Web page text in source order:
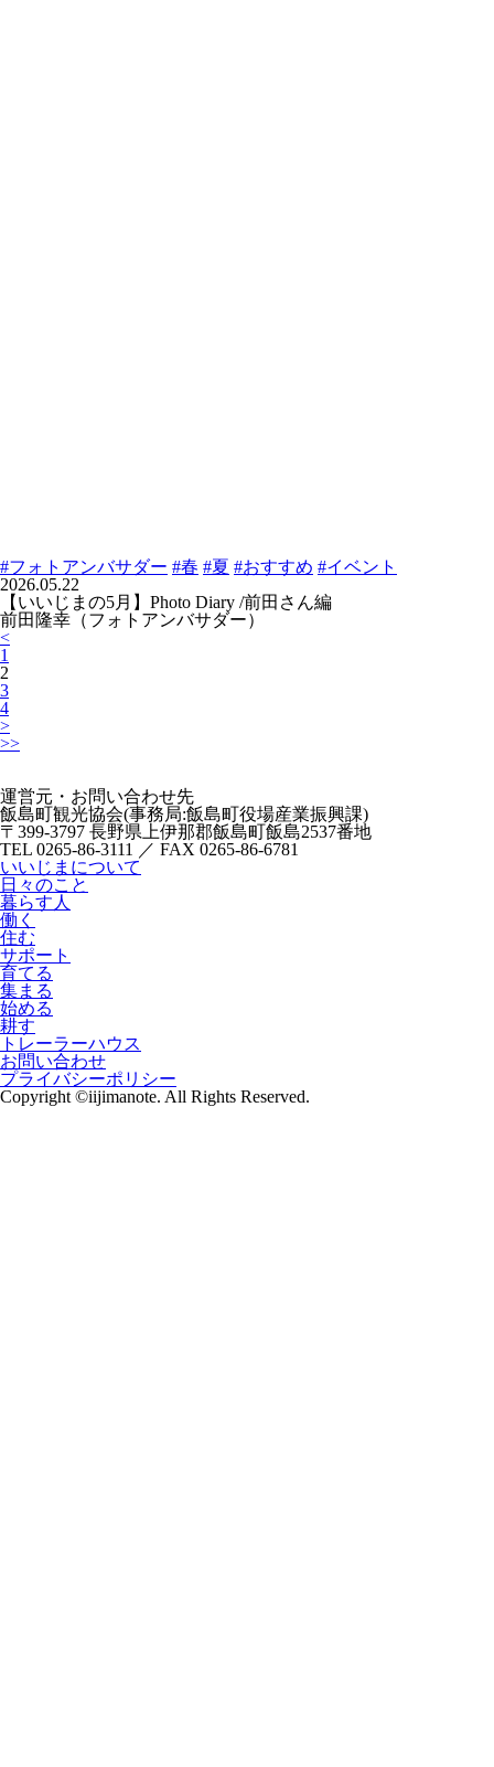
#フォトアンバサダー #春 #夏 #おすすめ #イベント
2026.05.22
【いいじまの5月】Photo Diary /前田さん編
前田隆幸（フォトアンバサダー）
<
1
2
3
4
>
>>
運営元・お問い合わせ先
飯島町観光協会(事務局:飯島町役場産業振興課)
〒399-3797 長野県上伊那郡飯島町飯島2537番地
TEL 0265-86-3111 ／ FAX 0265-86-6781
いいじまについて
日々のこと
暮らす人
働く
住む
サポート
育てる
集まる
始める
耕す
トレーラーハウス
お問い合わせ
プライバシーポリシー
Copyright ©iijimanote. All Rights Reserved.